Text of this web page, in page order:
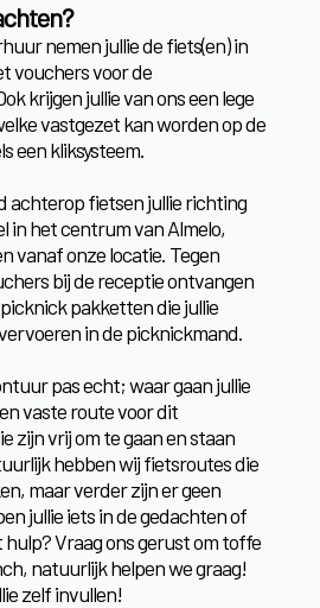
nemen jullie de fiets(en) in
vouchers voor de
krijgen jullie van ons een lege
vastgezet kan worden op de
een kliksysteem.
achterop fietsen jullie richting
in het centrum van Almelo,
vanaf onze locatie. Tegen
bij de receptie ontvangen
pakketten die jullie
in de picknickmand.
pas echt; waar gaan jullie
vaste route voor dit
zijn vrij om te gaan en staan
hebben wij fietsroutes die
maar verder zijn er geen
jullie iets in de gedachten of
hulp? Vraag ons gerust om toffe
natuurlijk helpen we graag!
zelf invullen!